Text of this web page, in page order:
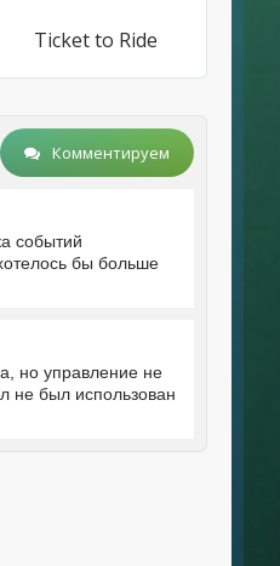
Ticket to Ride
Комментируем
событий
бы больше
но управление не
не был использован